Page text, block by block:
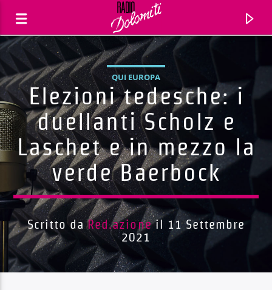
Traccia corrente
Titolo
Artista
QUI EUROPA
Elezioni tedesche: i
duellanti Scholz e
Laschet e in mezzo la
verde Baerbock
Scritto daRed.azioneil 11 Settembre
2021